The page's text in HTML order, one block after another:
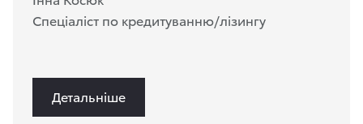
Спеціаліст по кредитуванню/лізингу
Детальніше